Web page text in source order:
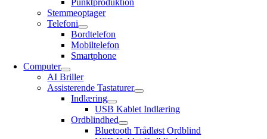
Punktproduktion
Stemmeoptager
Telefoni
Bordtelefon
Mobiltelefon
Smartphone
Computer
AI Briller
Assisterende Tastaturer
Indlæring
USB Kablet Indlæring
Ordblindhed
Bluetooth Trådløst Ordblind